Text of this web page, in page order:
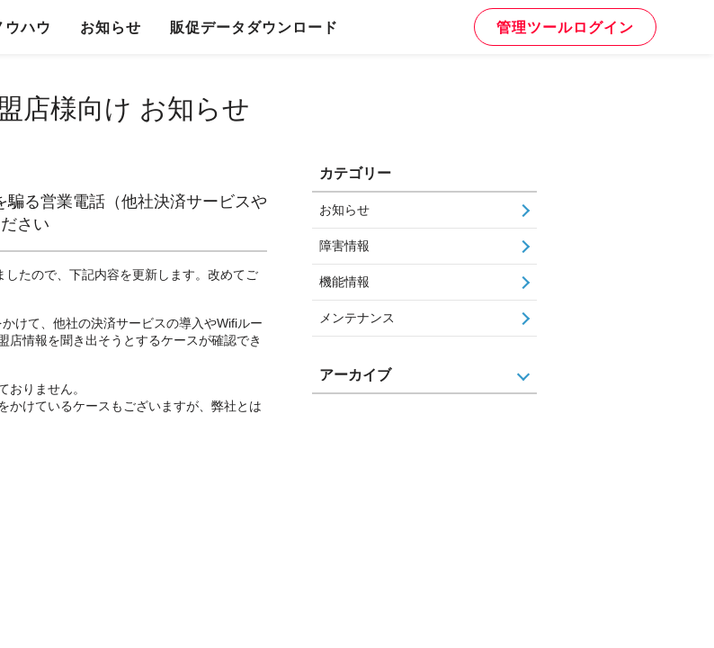
ウハウ お知らせ 販促データダウンロード 管理ツールログイン
店様向け お知らせ
る営業電話（他社決済サービスや
さい
したので、下記内容を更新します。改めてご
けて、他社の決済サービスの導入やWifiルー
店情報を聞き出そうとするケースが確認でき
おりません。
かけているケースもございますが、弊社とは
カテゴリー
お知らせ
障害情報
機能情報
メンテナンス
アーカイブ